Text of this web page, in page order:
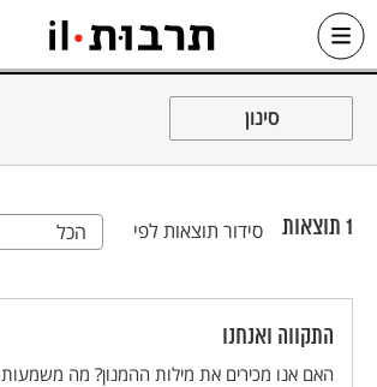
Skip
כל האתר
סינון
1 תוצאות סידור תוצאות לפי הכל
התקווה ואנחנו
האם אנו מכירים את מילות ההמנון? מה